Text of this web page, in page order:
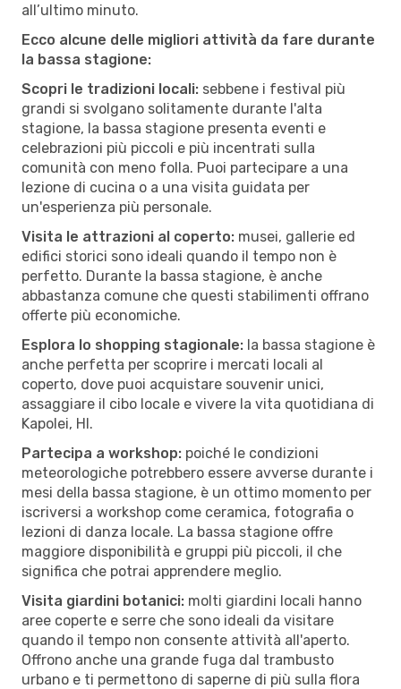
all’ultimo minuto.
Ecco alcune delle migliori attività da fare durante
la bassa stagione:
Scopri le tradizioni locali: sebbene i festival più
grandi si svolgano solitamente durante l'alta
stagione, la bassa stagione presenta eventi e
celebrazioni più piccoli e più incentrati sulla
comunità con meno folla. Puoi partecipare a una
lezione di cucina o a una visita guidata per
un'esperienza più personale.
Visita le attrazioni al coperto: musei, gallerie ed
edifici storici sono ideali quando il tempo non è
perfetto. Durante la bassa stagione, è anche
abbastanza comune che questi stabilimenti offrano
offerte più economiche.
Esplora lo shopping stagionale: la bassa stagione è
anche perfetta per scoprire i mercati locali al
coperto, dove puoi acquistare souvenir unici,
assaggiare il cibo locale e vivere la vita quotidiana di
Kapolei, HI.
Partecipa a workshop: poiché le condizioni
meteorologiche potrebbero essere avverse durante i
mesi della bassa stagione, è un ottimo momento per
iscriversi a workshop come ceramica, fotografia o
lezioni di danza locale. La bassa stagione offre
maggiore disponibilità e gruppi più piccoli, il che
significa che potrai apprendere meglio.
Visita giardini botanici: molti giardini locali hanno
aree coperte e serre che sono ideali da visitare
quando il tempo non consente attività all'aperto.
Offrono anche una grande fuga dal trambusto
urbano e ti permettono di saperne di più sulla flora